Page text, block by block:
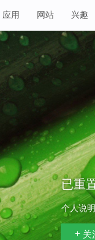
应用 网站 兴趣
已重
个人说
关